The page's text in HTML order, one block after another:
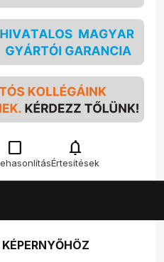
check_box_outline_blank notifications
Értesítések